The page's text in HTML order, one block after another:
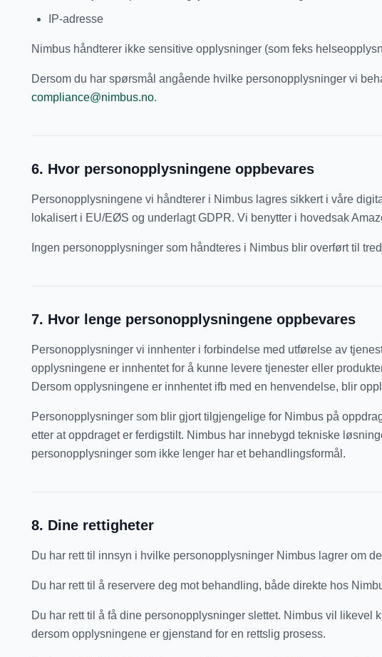
IP-adresse
Nimbus håndterer ikke sensitive opplysninger (som feks
Dersom du har spørsmål angående hvilke personopplysninger vi
compliance@nimbus.no.
6. Hvor personopplysningene oppbevares
Personopplysningene vi håndterer i Nimbus lagres sikkert i våre
lokalisert i EU/EØS og underlagt GDPR. Vi benytter i hovedsak
Ingen personopplysninger som håndteres i Nimbus blir overført til
7. Hvor lenge personopplysningene oppbevares
Personopplysninger vi innhenter i forbindelse med utførelse av
opplysningene er innhentet for å kunne levere tjenester eller
Dersom opplysningene er innhentet ifb med en henvendelse, blir
Personopplysninger som blir gjort tilgjengelige for Nimbus på
etter at oppdraget er ferdigstilt. Nimbus har innebygd tekniske
personopplysninger som ikke lenger har et behandlingsformål.
8. Dine rettigheter
Du har rett til innsyn i hvilke personopplysninger Nimbus lagrer om
Du har rett til å reservere deg mot behandling, både direkte hos
Du har rett til å få dine personopplysninger slettet. Nimbus vil
dersom opplysningene er gjenstand for en rettslig prosess.